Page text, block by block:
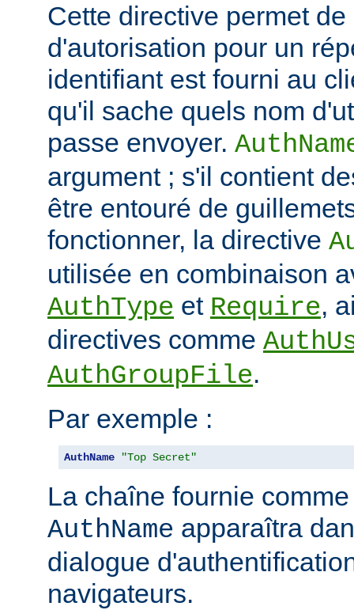
Cette directive permet
d'autorisation pour un
identifiant est fourni au
qu'il sache quels nom
passe envoyer.
argument ; s'il contient
être entouré de
fonctionner, la directive
utilisée en combinaison
AuthType et Require,
directives comme
AuthGroupFile.
Par exemple :
AuthName "Top Secret"
La chaîne fournie
AuthName apparaîtra
dialogue
navigateurs.